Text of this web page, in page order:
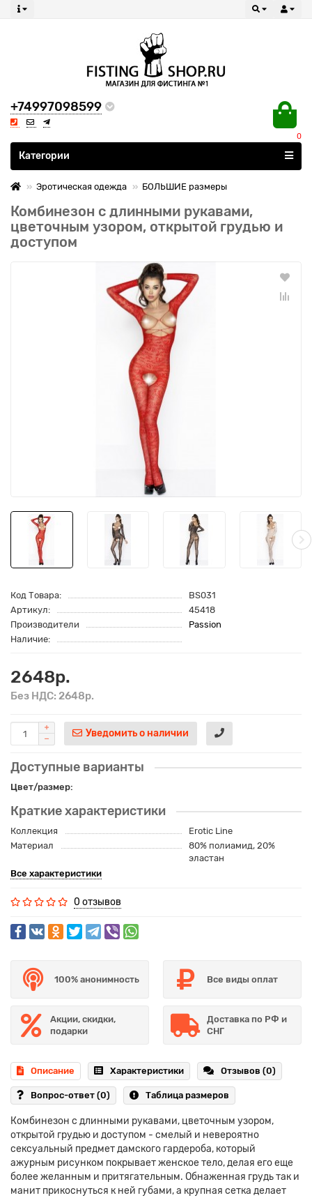
+74997098599
0
Все категории
Категории
Эротическая одежда БОЛЬШИЕ размеры
Комбинезон с длинными рукавами,
цветочным узором, открытой грудью и
доступом
Код Товара:
BS031
Артикул:
45418
Производители
Passion
Наличие:
2648р.
Без НДС: 2648р.
Уведомить о наличии
Доступные варианты
Цвет/размер:
Краткие характеристики
Коллекция
Erotic Line
Материал
80% полиамид, 20%
эластан
Все характеристики
0 отзывов
100% анонимность Все виды оплат
Акции, скидки,
подарки
Доставка по РФ и
СНГ
Описание Характеристики Отзывов (0)
Вопрос-ответ (0) Таблица размеров
Комбинезон с длинными рукавами, цветочным узором,
открытой грудью и доступом - смелый и невероятно
сексуальный предмет дамского гардероба, который
ажурным рисунком покрывает женское тело, делая его еще
более желанным и притягательным. Обнаженная грудь так и
манит прикоснуться к ней губами, а крупная сетка делает